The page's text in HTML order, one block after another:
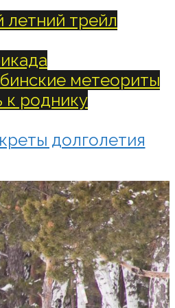
летний трейл
метеориты
к роднику
долголетия